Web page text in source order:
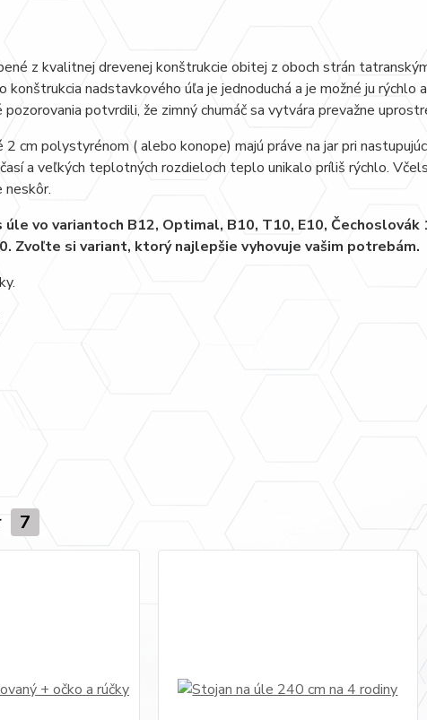
z kvalitnej drevenej konštrukcie obitej z oboch strán
konštrukcia nadstavkového úľa je jednoduchá a je možné ju rýchlo
potvrdili, že zimný chumáč sa vytvára prevažne
cm polystyrénom ( alebo konope) majú práve na jar pri
a veľkých teplotných rozdieloch teplo unikalo príliš rýchlo.
neskôr.
úle vo variantoch B12, Optimal, B10, T10, E10,
Zvoľte si variant, ktorý najlepšie vyhovuje vašim potrebám.
7